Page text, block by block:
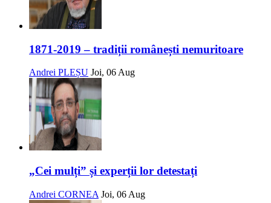
1871-2019 – tradiții românești nemuritoare
Andrei PLEȘU Joi, 06 Aug
„Cei mulți” și experții lor detestați
Andrei CORNEA Joi, 06 Aug